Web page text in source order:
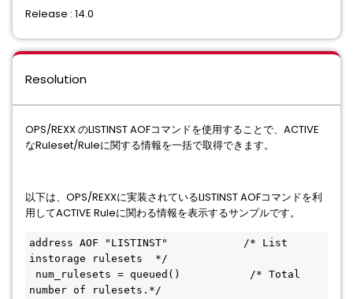
Release : 14.0
Resolution
OPS/REXX のLISTINST AOFコマンドを使用することで、ACTIVE
なRuleset/Ruleに関する情報を一括で取得できます。
以下は、OPS/REXXに実装されているLISTINST AOFコマンドを利
用してACTIVE Ruleに関わる情報を表示するサンプルです。
address AOF "LISTINST"            /* List
instorage rulesets  */
num_rulesets = queued()           /* Total
number of rulesets.*/